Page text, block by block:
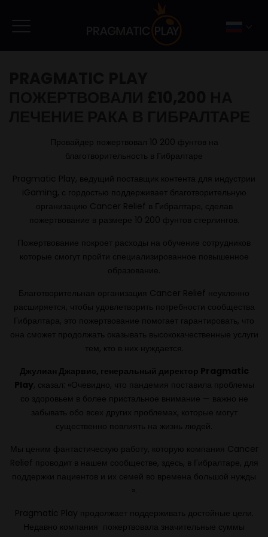
Провайдер пожертвовал 10 200 фунтов на
благотворительность в Гибралтаре
Pragmatic Play, ведущий поставщик контента для индустрии
iGaming, с гордостью поддерживает благотворительную
организацию Cancer Relief в Гибралтаре, сделав
пожертвование в размере 10 200 фунтов стерлингов.
Пожертвование покроет расходы на обучение сотрудников
которые смогут пройти специализированное повышенное
образование.
Благотворительная организация Cancer Relief неуклонно
расширяется, чтобы удовлетворить потребности сообщества
Гибралтара, это пожертвование помогает гарантировать, что
она сможет продолжать оказывать высококачественные услуги
тем, кто в них нуждается.
Джулиан Джарвис, генеральный директор Pragmatic
Play, сказал: «Очевидно, что пандемия поставила проблемы
со здоровьем в более пристальное внимание — важно не
забывать обо всех других проблемах, которые могут
существенно повлиять на жизнь людей.
Мы ценим фантастическую работу, которую компания Cancer
Relief проводит в нашем сообществе, здесь, в Гибралтаре, для
поддержки пациентов и их семей во времена большой нужды
».
Pragmatic Play продолжает поддерживать достойные цели.
Недавно компания пожертвовала значительные суммы